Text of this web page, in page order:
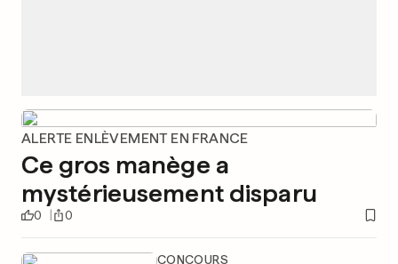
ALERTE ENLÈVEMENT EN FRANCE
Ce gros manège a
mystérieusement disparu
0 0
CONCOURS